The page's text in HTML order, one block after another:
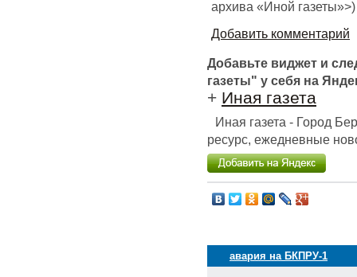
архива «Иной газеты»>)
Добавить комментарий
Добавьте виджет и
газеты" у себя на
+ Иная газета
Иная газета - Город
ресурс, ежедневные
авария на БКПРУ-1